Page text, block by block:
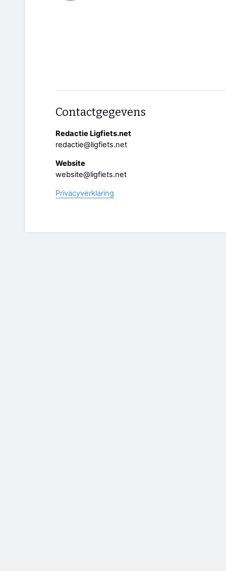
Contactgegevens
Redactie Ligfiets.net
redactie@ligfiets.net
Website
website@ligfiets.net
Privacyverklaring